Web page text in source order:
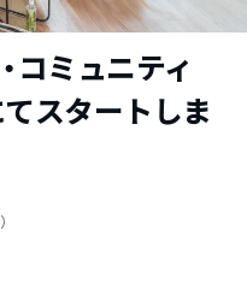
コミュニティ
てスタートしま